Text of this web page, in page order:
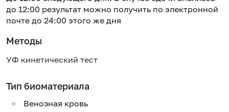
до 12:00 результат можно получить по электронной
почте до 24:00 этого же дня
Методы
УФ кинетический тест
Тип биоматериала
Венозная кровь